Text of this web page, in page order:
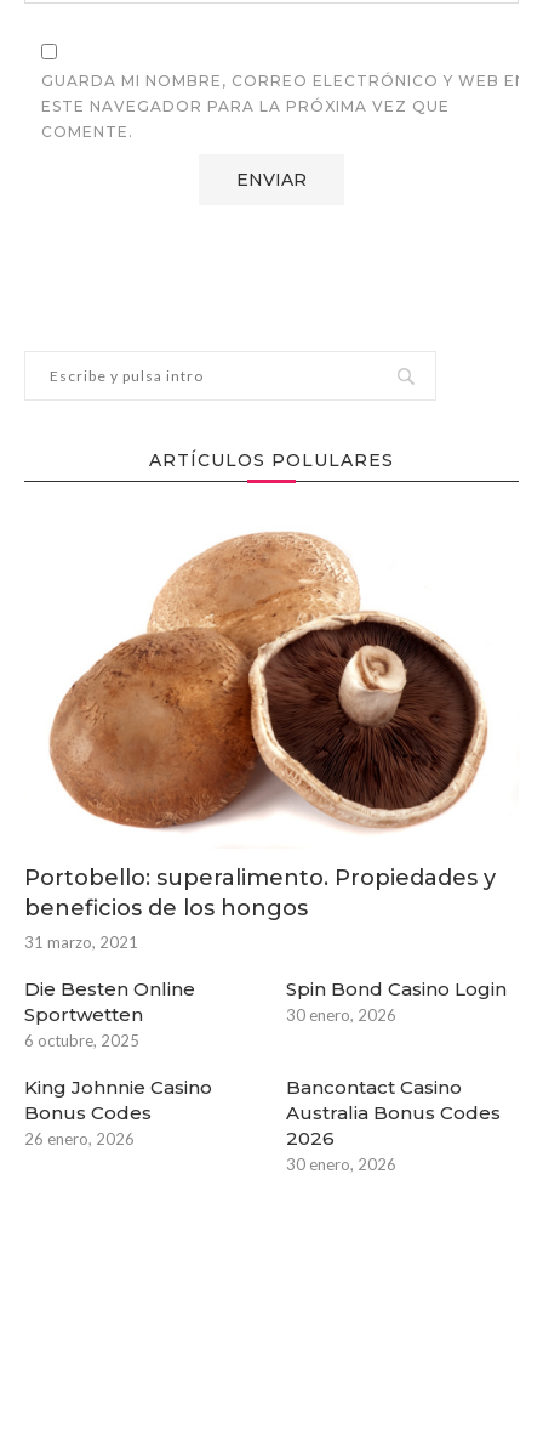
GUARDA MI NOMBRE, CORREO ELECTRÓNICO Y WEB EN
ESTE NAVEGADOR PARA LA PRÓXIMA VEZ QUE
COMENTE.
ARTÍCULOS POLULARES
Portobello: superalimento. Propiedades y
beneficios de los hongos
31 marzo, 2021
Die Besten Online
Sportwetten
6 octubre, 2025
Spin Bond Casino Login
30 enero, 2026
King Johnnie Casino
Bonus Codes
26 enero, 2026
Bancontact Casino
Australia Bonus Codes
2026
30 enero, 2026